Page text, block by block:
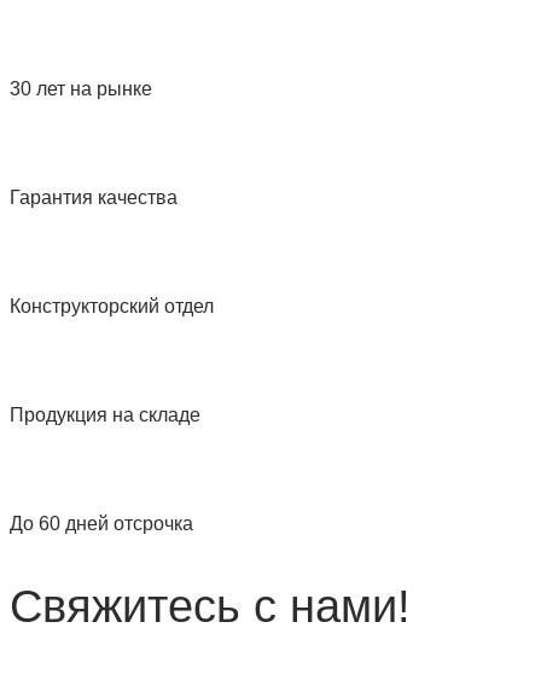
30 лет на рынке
Гарантия качества
Конструкторский отдел
Продукция на складе
До 60 дней отсрочка
Свяжитесь с нами!